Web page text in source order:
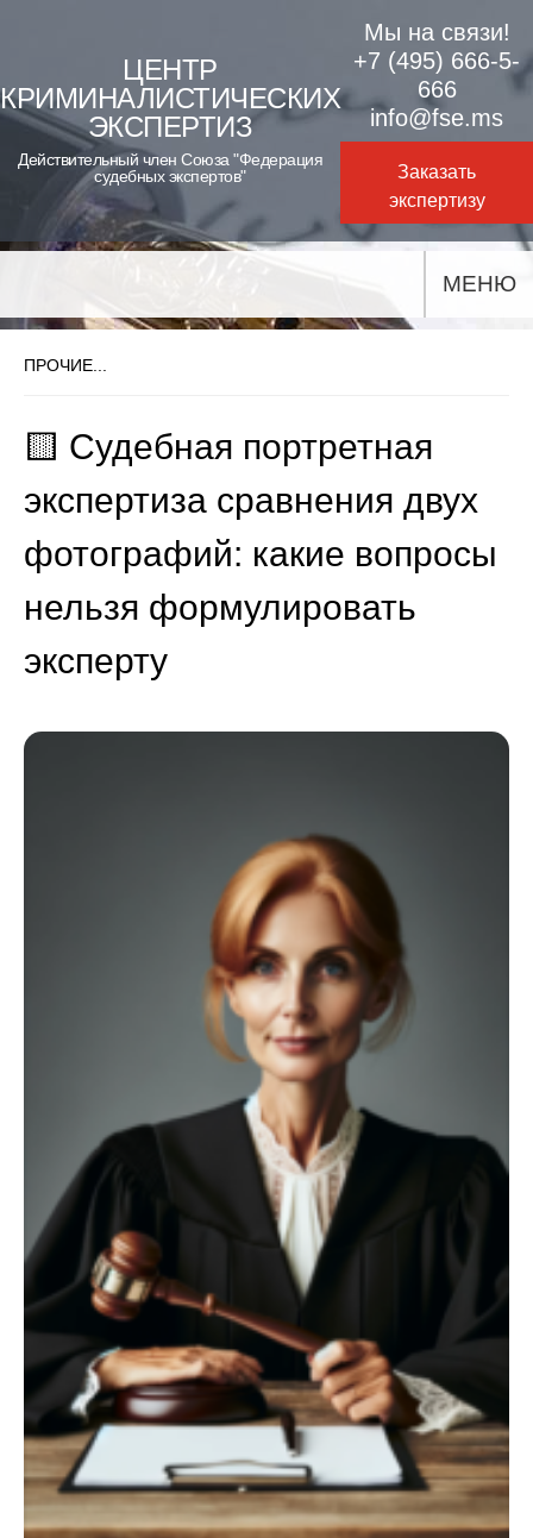
content
ЦЕНТР
КРИМИНАЛИСТИЧЕСКИХ
ЭКСПЕРТИЗ
Действительный член Союза "Федерация
судебных экспертов"
Мы на связи!
+7 (495) 666-5-
666
info@fse.ms
Заказать
экспертизу
МЕНЮ
ПРОЧИЕ...
🟨 Судебная портретная
экспертиза сравнения двух
фотографий: какие вопросы
нельзя формулировать
эксперту